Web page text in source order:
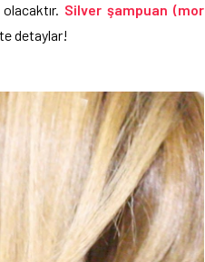
Silver şampuan (mor
detaylar!